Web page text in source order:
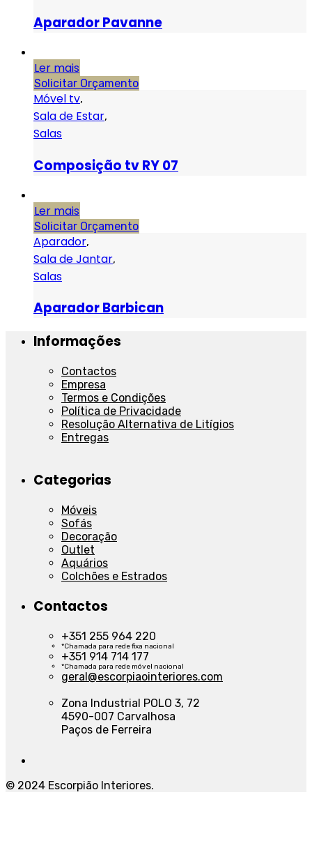
Aparador Pavanne
Ler mais
Solicitar Orçamento
Móvel tv,
Sala de Estar,
Salas
Composição tv RY 07
Ler mais
Solicitar Orçamento
Aparador,
Sala de Jantar,
Salas
Aparador Barbican
Informações
Contactos
Empresa
Termos e Condições
Política de Privacidade
Resolução Alternativa de Litígios
Entregas
Categorias
Móveis
Sofás
Decoração
Outlet
Aquários
Colchões e Estrados
Contactos
+351 255 964 220
*Chamada para rede fixa nacional
+351 914 714 177
*Chamada para rede móvel nacional
geral@escorpiaointeriores.com
Zona Industrial POLO 3, 72
4590-007 Carvalhosa
Paços de Ferreira
© 2024 Escorpião Interiores.